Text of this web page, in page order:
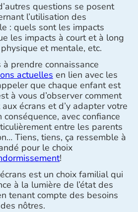
questions se posent
l’utilisation des
: quels sont les impacts
les impacts à court et à long
et mentale, etc.
prendre connaissance
actuelles en lien avec les
que chaque enfant est
à vous d’observer comment
écrans et d’y adapter votre
avec confiance
entre les parents
Tiens, tiens, ça ressemble à
pour le choix
!
est un choix familial qui
à la lumière de l’état des
tenant compte des besoins
nôtres.